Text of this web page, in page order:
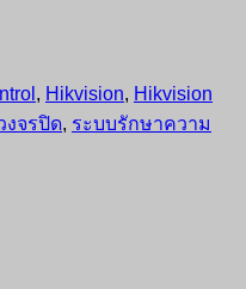
, Hikvision, Hikvision
งจรปิด, ระบบรักษาความ